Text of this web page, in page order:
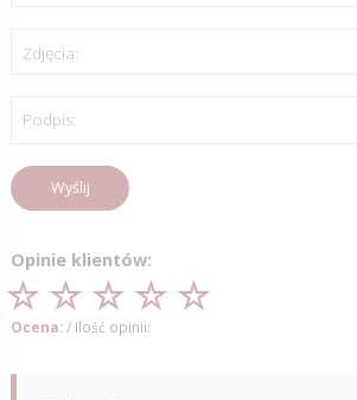
Zdjęcia:
Podpis:
Wyślij
Opinie klientów:
Ocena:/ Ilość opinii: